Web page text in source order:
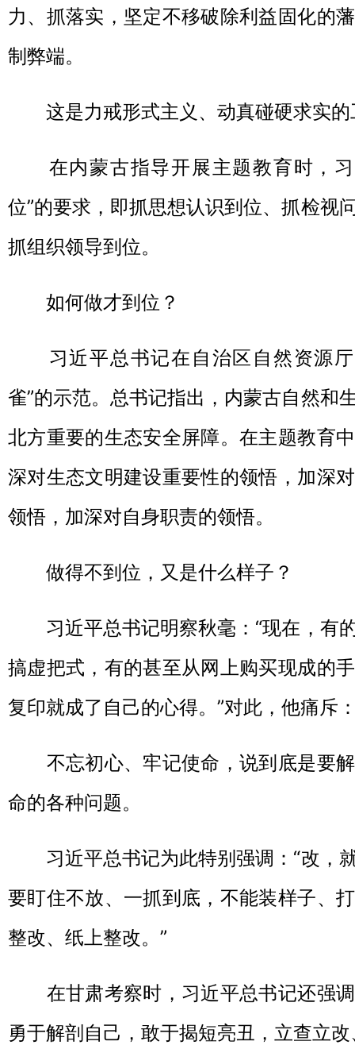
力、抓落实，坚定不移破除利益固化的
制弊端。
这是力戒形式主义、动真碰硬求实
在内蒙古指导开展主题教育时，习
位”的要求，即抓思想认识到位、抓检视
抓组织领导到位。
如何做才到位？
习近平总书记在自治区自然资源厅
雀”的示范。总书记指出，内蒙古自然和
北方重要的生态安全屏障。在主题教育
深对生态文明建设重要性的领悟，加深
领悟，加深对自身职责的领悟。
做得不到位，又是什么样子？
习近平总书记明察秋毫：“现在，有
搞虚把式，有的甚至从网上购买现成的
复印就成了自己的心得。”对此，他痛斥
不忘初心、牢记使命，说到底是要解
命的各种问题。
习近平总书记为此特别强调：“改，
要盯住不放、一抓到底，不能装样子、
整改、纸上整改。”
在甘肃考察时，习近平总书记还强调
勇于解剖自己，敢于揭短亮丑，立查立